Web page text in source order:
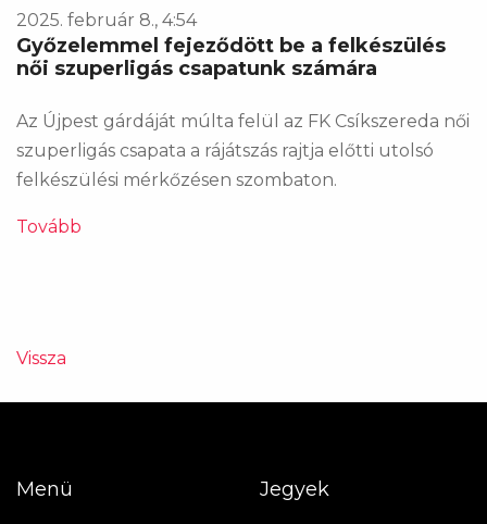
2025. február 8., 4:54
Győzelemmel fejeződött be a felkészülés
női szuperligás csapatunk számára
Az Újpest gárdáját múlta felül az FK Csíkszereda női
szuperligás csapata a rájátszás rajtja előtti utolsó
felkészülési mérkőzésen szombaton.
Tovább
Vissza
Menü Jegyek